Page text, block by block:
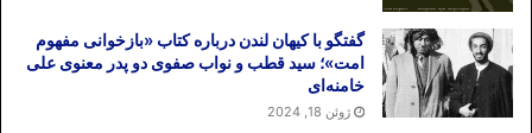
گفتگو با کیهان لندن درباره کتاب «بازخوانی مفهوم
امت»؛ سید قطب و نواب صفوی دو پدر معنوی علی
خامنه‌ای
ژوئن 18, 2024